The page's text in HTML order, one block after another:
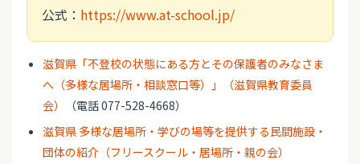
公式： https://www.at-school.jp/
滋賀県「不登校の状態にある方とその保護者のみなさま
へ（多様な居場所・相談窓口等）」（滋賀県教育委員
会）
（電話 077-528-4668）
滋賀県 多様な居場所・学びの場等を提供する民間施設・
団体の紹介（フリースクール・居場所・親の会）